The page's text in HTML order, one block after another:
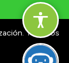
Términos